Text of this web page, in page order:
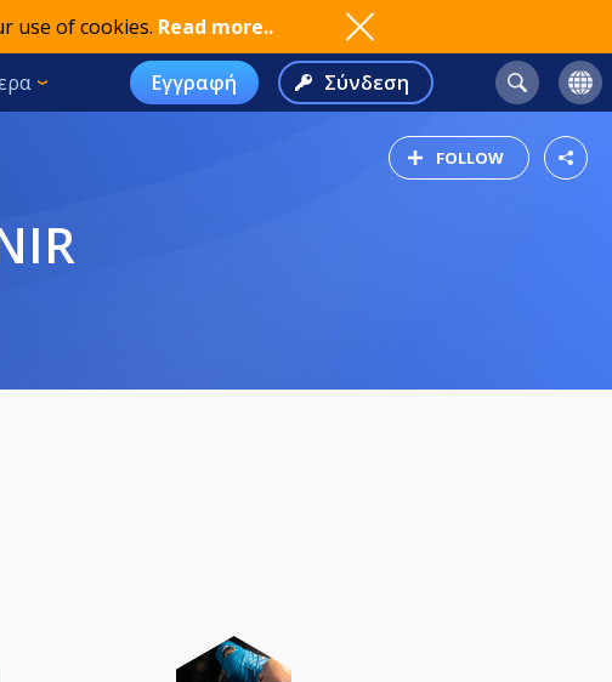
use of cookies. Read more..
Εγγραφή Σύνδεση
FOLLOW